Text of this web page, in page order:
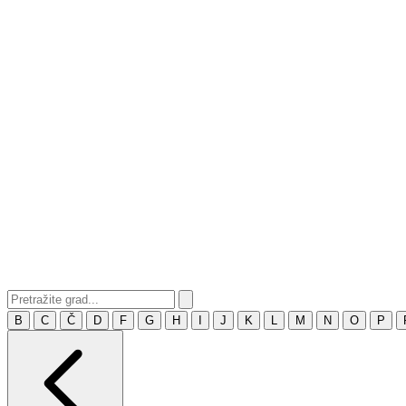
B C Č D F G H J K M N O P